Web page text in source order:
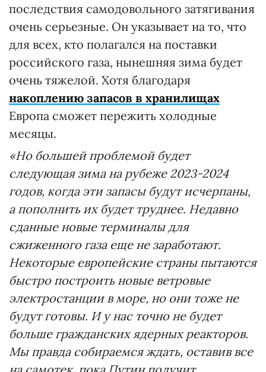
последствия самодовольного затягивания
очень серьезные. Он указывает на то, что
для всех, кто полагался на поставки
российского газа, нынешняя зима будет
очень тяжелой. Хотя благодаря
накоплению запасов в хранилищах
Европа сможет пережить холодные
месяцы.
«Но большей проблемой будет
следующая зима на рубеже 2023-2024
годов, когда эти запасы будут исчерпаны,
а пополнить их будет труднее. Недавно
сданные новые терминалы для
сжиженного газа еще не заработают.
Некоторые европейские страны пытаются
быстро построить новые ветровые
электростанции в море, но они тоже не
будут готовы. И у нас точно не будет
больше гражданских ядерных реакторов.
Мы правда собираемся ждать, оставив все